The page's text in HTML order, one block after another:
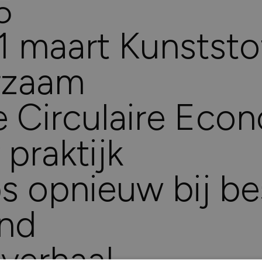
bestaand
hebt kozijnen
Telefoon
maart
Circulaire
praktijk
opnieuw bij